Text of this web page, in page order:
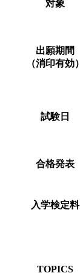
対象
出願期間
（消印有効）
試験日
合格発表
入学検定料
TOPICS